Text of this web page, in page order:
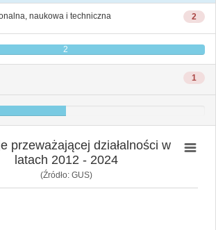
2
naukowa i techniczna
2
1
przeważającej działalności w
latach 2012 - 2024
(Źródło: GUS)